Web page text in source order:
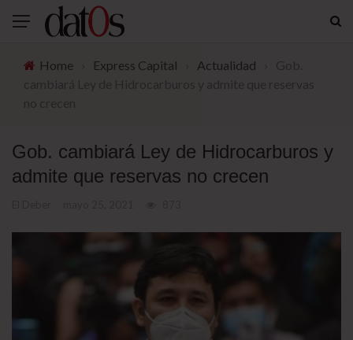
Home Express Capital Actualidad
Gob. cambiará Ley de Hidrocarburos y
admite que reservas no crecen